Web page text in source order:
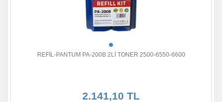
REFİL-PANTUM PA-200B 2Lİ TONER 2500-6550-6600
2.141,10 TL